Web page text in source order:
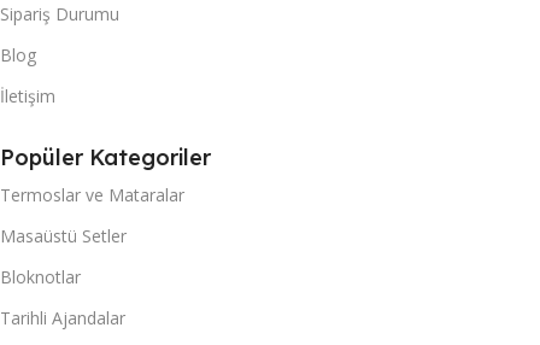
Sipariş Durumu
Blog
İletişim
Popüler Kategoriler
Termoslar ve Mataralar
Masaüstü Setler
Bloknotlar
Tarihli Ajandalar